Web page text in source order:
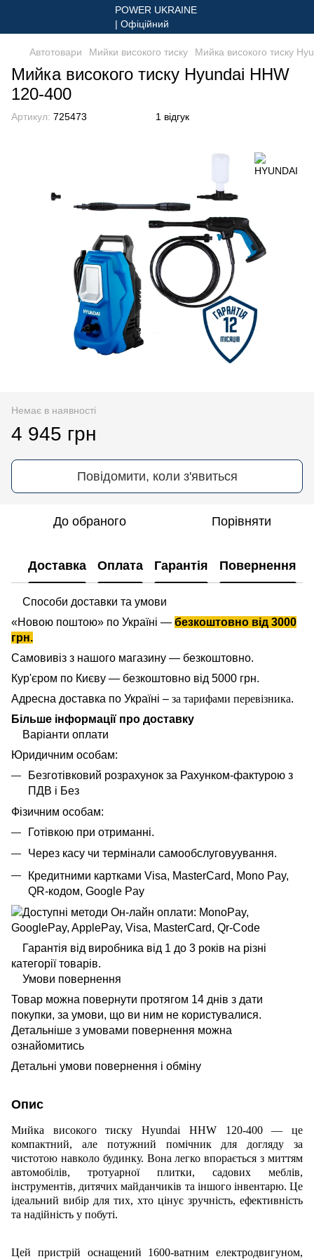
Автотовари Мийки високого тиску Мийка високого тиску
Мийка високого тиску Hyundai HHW
120-400
Артикул: 725473 1 відгук
Немає в наявності
4 945 грн
Повідомити, коли з'явиться
До обраного Порівняти
Доставка Оплата Гарантія Повернення
Способи доставки та умови
«Новою поштою» по Україні — безкоштовно від 3000
грн.
Самовивіз з нашого магазину — безкоштовно.
Кур'єром по Києву — безкоштовно від 5000 грн.
Адресна доставка по Україні – за тарифами перевізника.
Більше інформації про доставку
Варіанти оплати
Юридичним особам:
Безготівковий розрахунок за Рахунком-фактурою з
ПДВ і Без
Фізичним особам:
Готівкою при отриманні.
Через касу чи термінали самообслуговуування.
Кредитними картками Visa, MasterCard, Mono Pay,
QR-кодом, Google Pay
Гарантія від виробника від 1 до 3 років на різні
категорії товарів.
Умови повернення
Товар можна повернути протягом 14 днів з дати
покупки, за умови, що ви ним не користувалися.
Детальніше з умовами повернення можна
ознайомитись
Детальні умови повернення і обміну
Опис
Мийка високого тиску Hyundai HHW 120-400 — це
компактний, але потужний помічник для догляду за
чистотою навколо будинку. Вона легко впорається з миттям
автомобілів, тротуарної плитки, садових меблів,
інструментів, дитячих майданчиків та іншого інвентарю. Це
ідеальний вибір для тих, хто цінує зручність, ефективність
та надійність у побуті.
Цей пристрій оснащений 1600-ватним електродвигуном,